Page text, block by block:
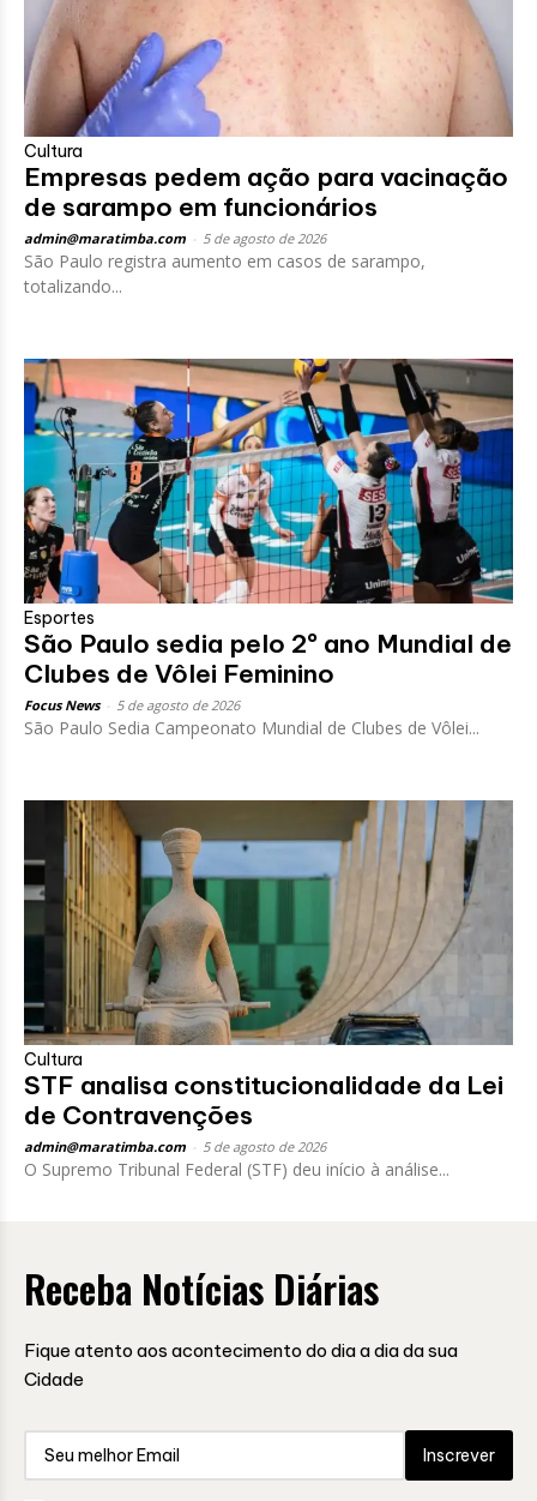
Cultura
Empresas pedem ação para vacinação
de sarampo em funcionários
admin@maratimba.com 5 de agosto de 2026
São Paulo registra aumento em casos de sarampo,
totalizando...
Esportes
São Paulo sedia pelo 2º ano Mundial de
Clubes de Vôlei Feminino
Focus News 5 de agosto de 2026
São Paulo Sedia Campeonato Mundial de Clubes de Vôlei...
Cultura
STF analisa constitucionalidade da Lei
de Contravenções
admin@maratimba.com 5 de agosto de 2026
O Supremo Tribunal Federal (STF) deu início à análise...
Receba Notícias Diárias
Fique atento aos acontecimento do dia a dia da sua
Cidade
Inscrever